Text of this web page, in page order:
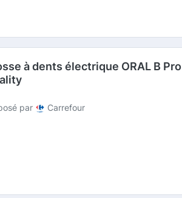
à dents électrique ORAL B Pro
par Carrefour